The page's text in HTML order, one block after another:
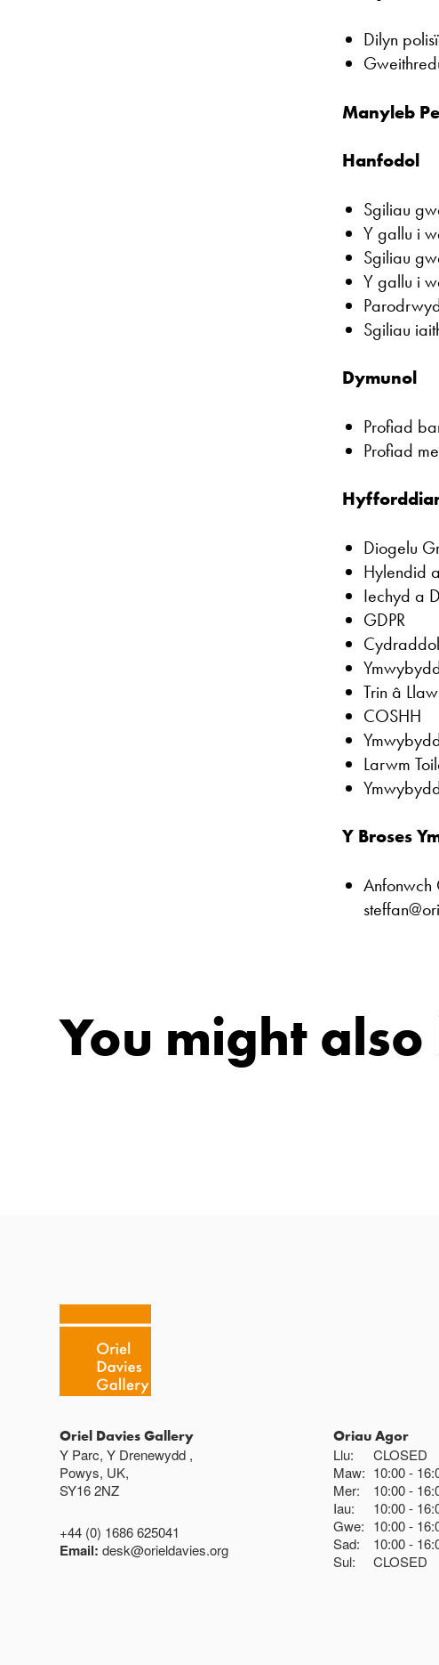
Dilyn
Manyleb
Hanfodol
Sgiliau
Y gallu i
Sgiliau
Y gallu i
Sgiliau
Dymunol
Profiad
Profiad
Diogelu
Hylendid
Iechyd a
GDPR
Trin â Llaw
COSHH
Larwm
Y Broses
You might
Oriel Davies Gallery
Y Parc, Y Drenewydd ,
Powys, UK,
SY16 2NZ
+44 (0) 1686 625041
Email:desk@orieldavies.org
Oriau Agor
Llu:
CLOSED
Maw: 10:00
Mer:
10:00
Iau:
10:00
Gwe: 10:00
Sad:
10:00
Sul:
CLOSED